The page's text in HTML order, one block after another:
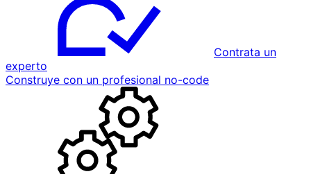
Contrata un
experto
Construye con un profesional no-code